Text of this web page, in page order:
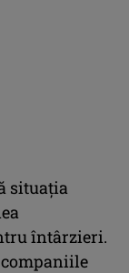
situaţia
întârzieri.